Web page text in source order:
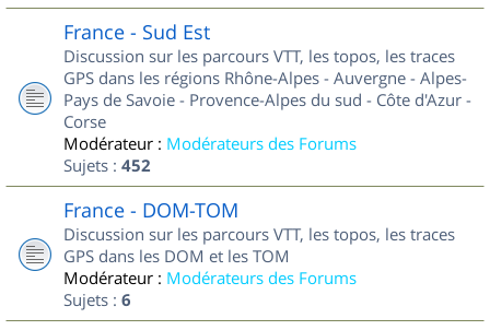
France - Sud Est
Discussion sur les parcours VTT, les topos, les traces
GPS dans les régions Rhône-Alpes - Auvergne - Alpes-
Pays de Savoie - Provence-Alpes du sud - Côte d'Azur -
Corse
Modérateur : Modérateurs des Forums
Sujets : 452
France - DOM-TOM
Discussion sur les parcours VTT, les topos, les traces
GPS dans les DOM et les TOM
Modérateur : Modérateurs des Forums
Sujets : 6